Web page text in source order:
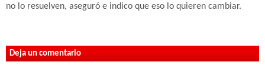
no lo resuelven, aseguró e indico que eso lo quieren cambiar.
Deja un comentario